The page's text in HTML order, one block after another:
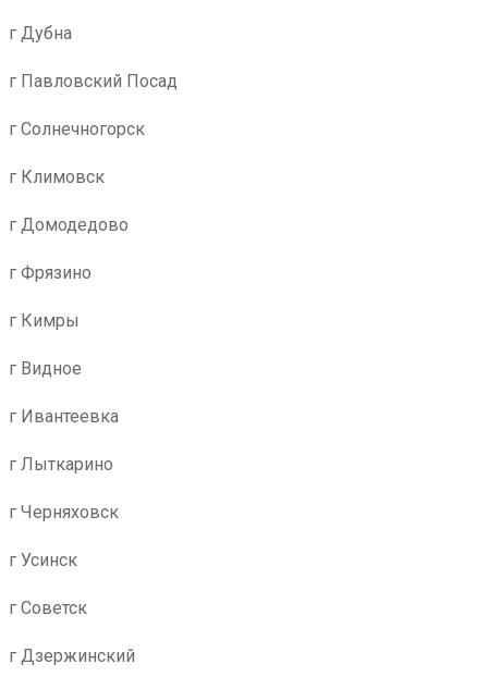
г Дубна
г Павловский Посад
г Солнечногорск
г Климовск
г Домодедово
г Фрязино
г Кимры
г Видное
г Ивантеевка
г Лыткарино
г Черняховск
г Усинск
г Советск
г Дзержинский